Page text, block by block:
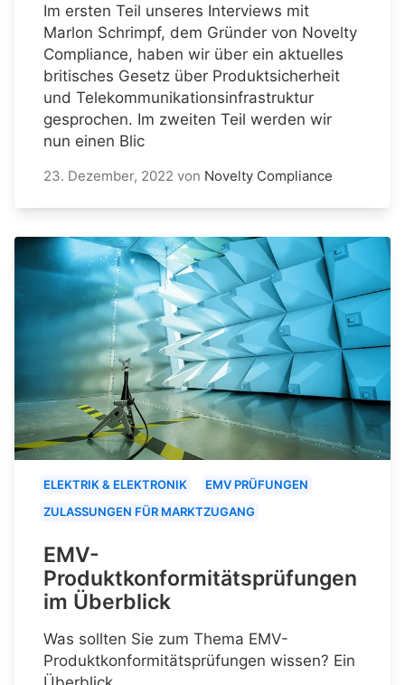
Im ersten Teil unseres Interviews mit
Marlon Schrimpf, dem Gründer von Novelty
Compliance, haben wir über ein aktuelles
britisches Gesetz über Produktsicherheit
und Telekommunikationsinfrastruktur
gesprochen. Im zweiten Teil werden wir
nun einen Blic
23. Dezember, 2022 von Novelty Compliance
ELEKTRIK & ELEKTRONIK
EMV PRÜFUNGEN
ZULASSUNGEN FÜR MARKTZUGANG
EMV-
Produktkonformitätsprüfungen
im Überblick
Was sollten Sie zum Thema EMV-
Produktkonformitätsprüfungen wissen? Ein